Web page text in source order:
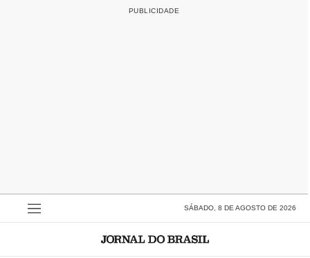
SÁBADO, 8 DE AGOSTO DE 2026